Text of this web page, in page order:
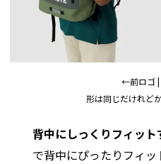
←前ロゴ
形は同じだけれど
背中にしっくりフィット
で背中にぴったりフィ